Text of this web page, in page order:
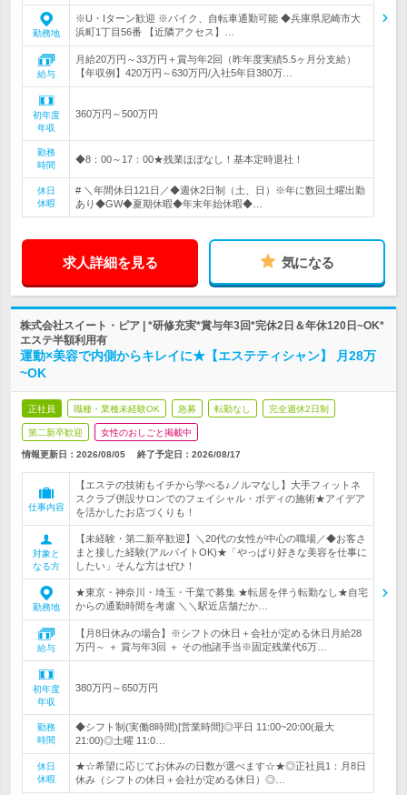
勤務地
※U・Iターン歓迎 ※バイク、自転車通勤可能 ◆兵庫県尼崎市大
浜町1丁目56番 【近隣アクセス】…
給与
月給20万円～33万円＋賞与年2回（昨年度実績5.5ヶ月分支給）
【年収例】420万円～630万円/入社5年目380万…
初年度
年収
360万円～500万円
勤務
時間
◆8：00～17：00★残業ほぼなし！基本定時退社！
休日
休暇
# ＼年間休日121日／◆週休2日制（土、日）※年に数回土曜出勤
あり◆GW◆夏期休暇◆年末年始休暇◆…
求人詳細を見る 気になる
株式会社スイート・ピア | *研修充実*賞与年3回*完休2日＆年休120日~OK*
エステ半額利用有
運動×美容で内側からキレイに★【エステティシャン】 月28万
~OK
正社員 職種・業種未経験OK 急募 転勤なし 完全週休2日制
第二新卒歓迎 女性のおしごと掲載中
情報更新日：2026/08/05 終了予定日： 2026/08/17
仕事内容
【エステの技術もイチから学べる♪ノルマなし】大手フィットネ
スクラブ併設サロンでのフェイシャル・ボディの施術★アイデア
を活かしたお店づくりも！
対象と
なる方
【未経験・第二新卒歓迎】＼20代の女性が中心の職場／◆お客さ
まと接した経験(アルバイトOK)★「やっぱり好きな美容を仕事に
したい」そんな方はぜひ！
勤務地
★東京・神奈川・埼玉・千葉で募集 ★転居を伴う転勤なし★自宅
からの通勤時間を考慮 ＼＼駅近店舗だか…
給与
【月8日休みの場合】※シフトの休日＋会社が定める休日月給28
万円～ ＋ 賞与年3回 ＋ その他諸手当※固定残業代6万…
初年度
年収
380万円～650万円
勤務
時間
◆シフト制(実働8時間)[営業時間]◎平日 11:00~20:00(最大
21:00)◎土曜 11:0…
休日
休暇
★☆希望に応じてお休みの日数が選べます☆★◎正社員1：月8日
休み（シフトの休日＋会社が定める休日）◎…